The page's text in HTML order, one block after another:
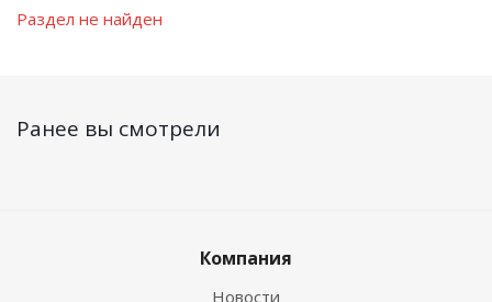
Раздел не найден
Ранее вы смотрели
Компания
Новости